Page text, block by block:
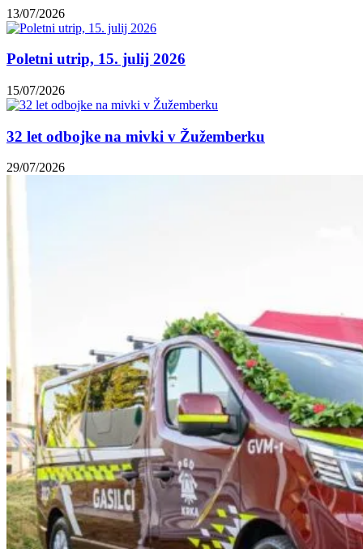
13/07/2026
Poletni utrip, 15. julij 2026
15/07/2026
32 let odbojke na mivki v Žužemberku
29/07/2026